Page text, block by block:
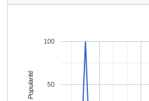
50
100
Popularité